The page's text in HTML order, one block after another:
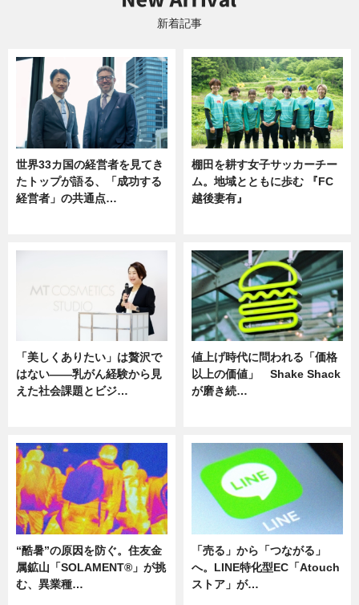
新着記事
世界33カ国の経営者を見てき
たトップが語る、「成功する
経営者」の共通点…
棚田を耕す女子サッカーチー
ム。地域とともに歩む 『FC
越後妻有』
「美しくありたい」は贅沢で
はない――乳がん経験から見
えた社会課題とビジ…
値上げ時代に問われる「価格
以上の価値」 Shake Shack
が磨き続…
“酷暑”の原因を防ぐ。住友金
属鉱山「SOLAMENT®」が挑
む、異業種…
「売る」から「つながる」
へ。LINE特化型EC「Atouch
ストア」が…